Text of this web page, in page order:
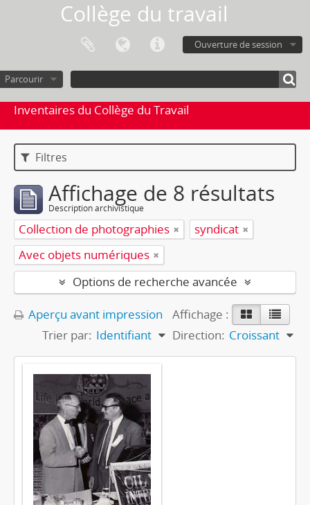
Collège du travail
Ouverture de session
Parcourir
Inventaires du Collège du Travail
Filtres
Affichage de 8 résultats
Description archivistique
Collection de photographies
syndicat
Avec objets numériques
Options de recherche avancée
Aperçu avant impression
Affichage :
Trier par: Identifiant Direction: Croissant